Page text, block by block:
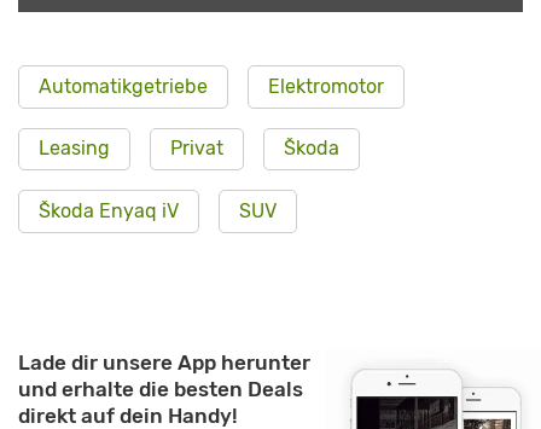
Automatikgetriebe Elektromotor
Leasing Privat Škoda
Škoda Enyaq iV SUV
Lade dir unsere App herunter
und erhalte die besten Deals
direkt auf dein Handy!